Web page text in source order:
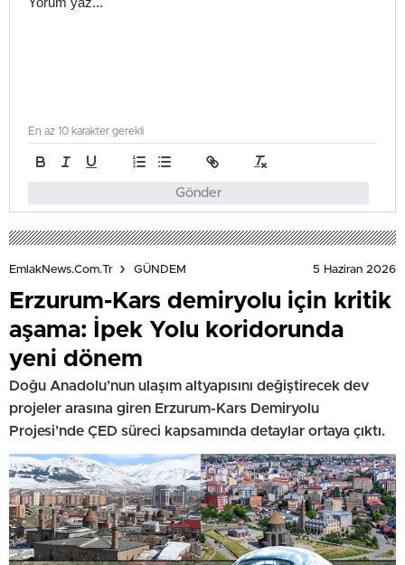
Gönder
En az 10 karakter gerekli
EmlakNews.com.tr GÜNDEM 5 Haziran 2026
Erzurum-Kars demiryolu için kritik
aşama: İpek Yolu koridorunda
yeni dönem
Doğu Anadolu’nun ulaşım altyapısını değiştirecek dev
projeler arasına giren Erzurum-Kars Demiryolu
Projesi’nde ÇED süreci kapsamında detaylar ortaya çıktı.